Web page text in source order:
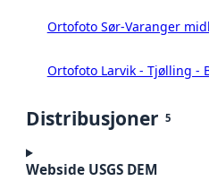
Ortofoto Sør-Varanger
Ortofoto Larvik - Tjølling -
Distribusjoner 5
Webside USGS DEM